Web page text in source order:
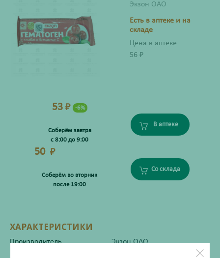
Экзон ОАО
Есть в аптеке и на
складе
Цена в аптеке
56 ₽
53 ₽ -6%
Соберём завтра
с 8:00 до 9:00
В аптеке
50 ₽
Соберём во вторник
после 19:00
Со склада
ХАРАКТЕРИСТИКИ
Производитель
Экзон ОАО
Жизненно важный